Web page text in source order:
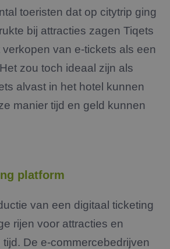
toeristen dat op citytrip ging
bij attracties zagen Tiqets
van e-tickets als een
zou toch ideaal zijn als
alvast in het hotel kunnen
manier tijd en geld kunnen
platform
van een digitaal ticketing
rijen voor attracties en
De e-commercebedrijven